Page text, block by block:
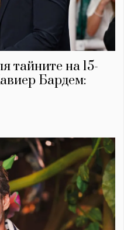
тайните на 15-
Бардем: